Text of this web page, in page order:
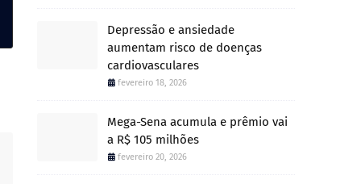
Depressão e ansiedade
aumentam risco de doenças
cardiovasculares
fevereiro 18, 2026
Mega-Sena acumula e prêmio vai
a R$ 105 milhões
fevereiro 20, 2026